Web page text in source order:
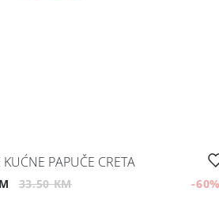
KUĆNE PAPUČE CRETA
33.50 KM -60